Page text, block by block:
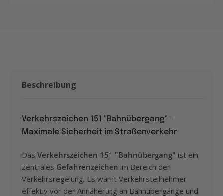
Beschreibung
Verkehrszeichen 151 "Bahnübergang" –
Maximale Sicherheit im Straßenverkehr
Das Verkehrszeichen 151 "Bahnübergang" ist ein
zentrales Gefahrenzeichen im Bereich der
Verkehrsregelung. Es warnt Verkehrsteilnehmer
effektiv vor der Annäherung an Bahnübergänge und